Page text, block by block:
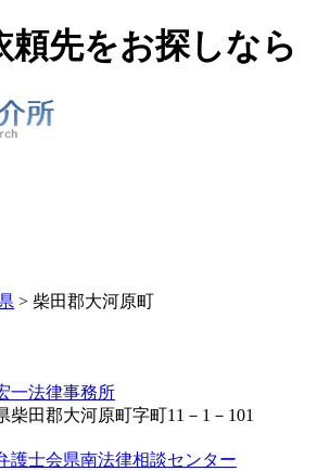
頼先をお探しなら
> 柴田郡大河原町
一法律事務所
柴田郡大河原町字町11－1－101
護士会県南法律相談センター